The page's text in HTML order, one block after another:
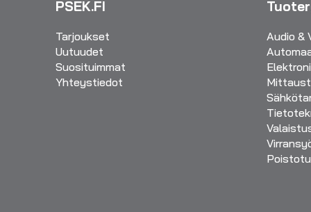
PSEK.FI
Tarjoukset
Uutuudet
Suosituimmat
Yhteystiedot
Audio &